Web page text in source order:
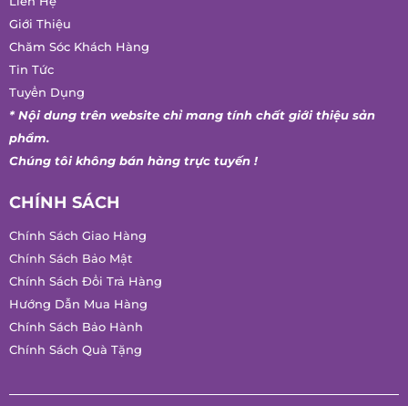
Liên Hệ
Giới Thiệu
Chăm Sóc Khách Hàng
Tuyển Dụng
* Nội dung trên website chỉ mang tính chất giới thiệu sản
phẩm.
Chúng tôi không bán hàng trực tuyến !
CHÍNH SÁCH
Chính Sách Giao Hàng
Chính Sách Bảo Mật
Chính Sách Đổi Trả Hàng
Hướng Dẫn Mua Hàng
Chính Sách Quà Tặng